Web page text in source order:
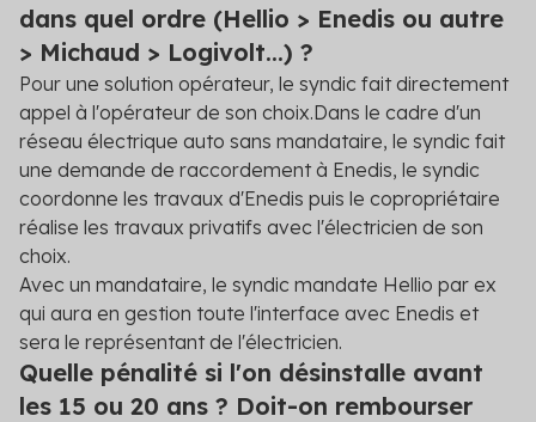
dans quel ordre (Hellio > Enedis ou autre
> Michaud > Logivolt...) ?
Pour une solution opérateur, le syndic fait directement
appel à l'opérateur de son choix.Dans le cadre d'un
réseau électrique auto sans mandataire, le syndic fait
une demande de raccordement à Enedis, le syndic
coordonne les travaux d'Enedis puis le copropriétaire
réalise les travaux privatifs avec l'électricien de son
choix.
Avec un mandataire, le syndic mandate Hellio par ex
qui aura en gestion toute l'interface avec Enedis et
sera le représentant de l'électricien.
Quelle pénalité si l'on désinstalle avant
les 15 ou 20 ans ? Doit-on rembourser